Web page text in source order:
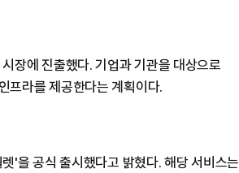
장에 진출했다. 기업과 기관을 대상으로
프라를 제공한다는 계획이다.
'을 공식 출시했다고 밝혔다. 해당 서비스는